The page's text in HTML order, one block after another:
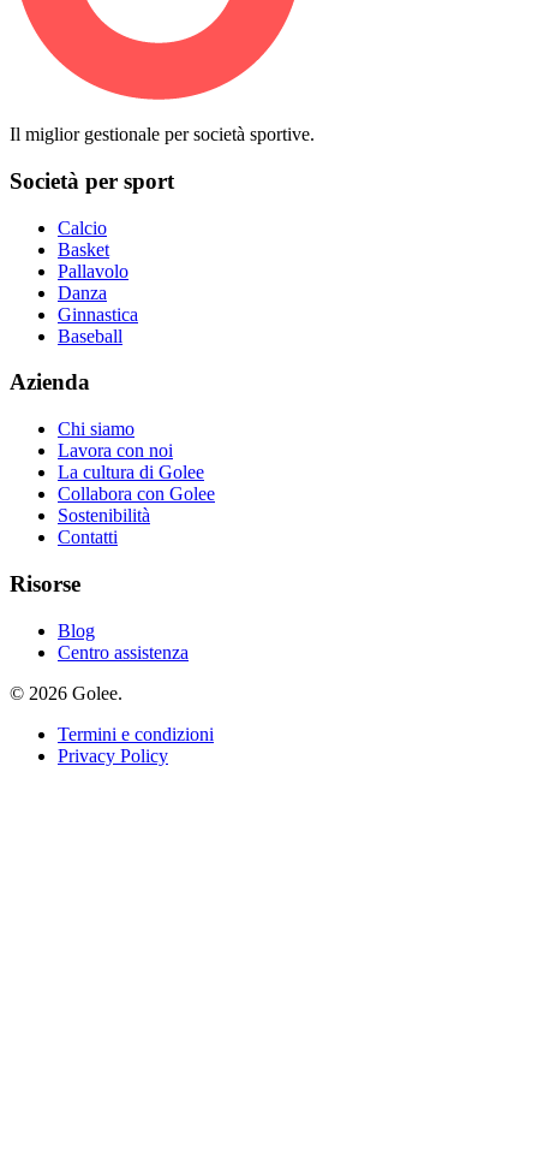
Il miglior gestionale per società sportive.
Società per sport
Calcio
Basket
Pallavolo
Danza
Ginnastica
Baseball
Azienda
Chi siamo
Lavora con noi
La cultura di Golee
Collabora con Golee
Sostenibilità
Contatti
Risorse
Blog
Centro assistenza
© 2026 Golee.
Termini e condizioni
Privacy Policy